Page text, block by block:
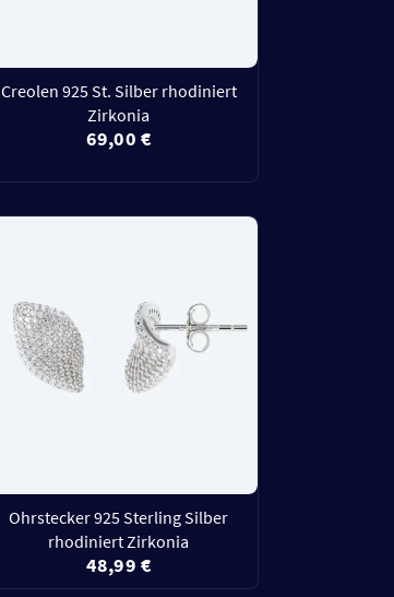
Creolen 925 St. Silber rhodiniert
Zirkonia
69,00 €
Ohrstecker 925 Sterling Silber
rhodiniert Zirkonia
48,99 €